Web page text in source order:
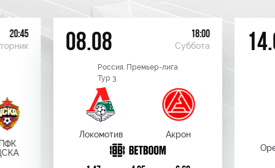
20:45 08.08 18:00
Суббота
Россия. Премьер-лига
Тур 3
Локомотив Акрон